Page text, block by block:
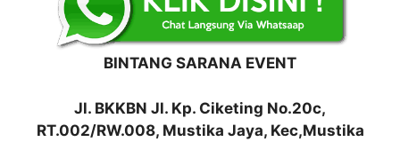
BINTANG SARANA EVENT
Jl. BKKBN Jl. Kp. Ciketing No.20c,
RT.002/RW.008, Mustika Jaya, Kec,Mustika